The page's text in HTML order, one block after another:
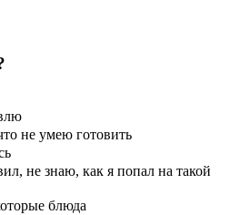
не умею готовить
не знаю, как я попал на такой
блюда